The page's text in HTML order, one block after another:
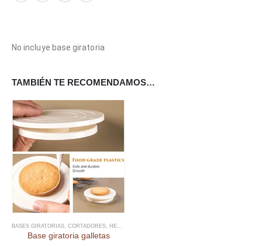
No incluye base giratoria
TAMBIÉN TE RECOMENDAMOS…
BASES GIRATORIAS CORTADORES HERRAMIENTAS
Base giratoria galletas